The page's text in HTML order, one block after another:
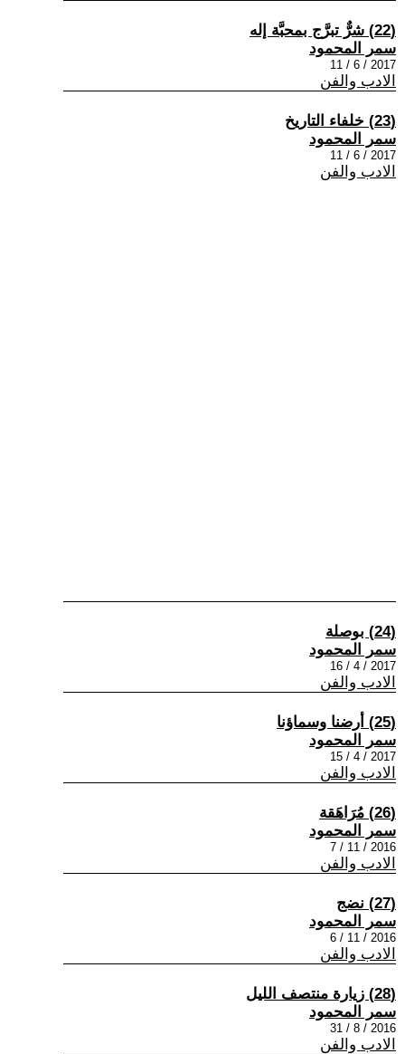
(22) شرٌّ تبرَّج بمحبَّة إله
سمر المحمود
2017 / 6 / 11
الادب والفن
(23) خلفاء التاريخ
سمر المحمود
2017 / 6 / 11
الادب والفن
(24) بوصلة
سمر المحمود
2017 / 4 / 16
الادب والفن
(25) أرضنا وسماؤنا
سمر المحمود
2017 / 4 / 15
الادب والفن
(26) مُرَاهَقة
سمر المحمود
2016 / 11 / 7
الادب والفن
(27) نضج
سمر المحمود
2016 / 11 / 6
الادب والفن
(28) زيارة منتصف الليل
سمر المحمود
2016 / 8 / 31
الادب والفن